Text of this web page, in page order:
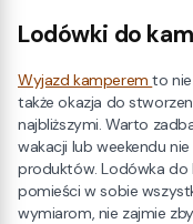
Lodówki do
Wyjazd kamperemto
także okazja do
najbliższymi. Warto
wakacji lub weekendu
produktów. Lodówka do
pomieści w sobie
wymiarom, nie zajmie